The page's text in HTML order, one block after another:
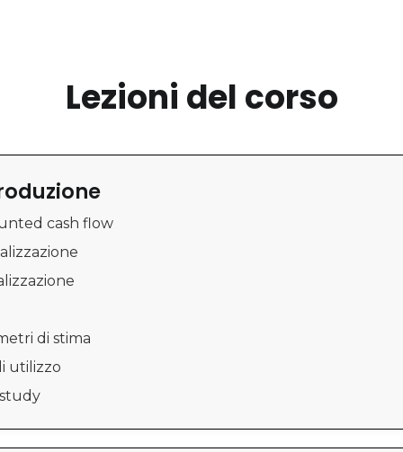
Lezioni del corso
cash flow
di stima
utilizzo
study